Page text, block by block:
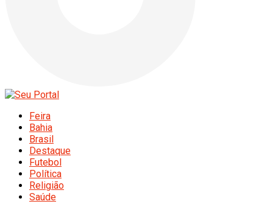
Feira
Bahia
Brasil
Destaque
Futebol
Política
Religião
Saúde